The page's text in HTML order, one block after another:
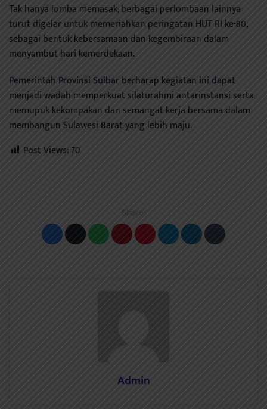
Tak hanya lomba memasak, berbagai perlombaan lainnya
turut digelar untuk memeriahkan peringatan HUT RI ke-80,
sebagai bentuk kebersamaan dan kegembiraan dalam
menyambut hari kemerdekaan.
Pemerintah Provinsi Sulbar berharap kegiatan ini dapat
menjadi wadah memperkuat silaturahmi antarinstansi serta
memupuk kekompakan dan semangat kerja bersama dalam
membangun Sulawesi Barat yang lebih maju.
Post Views:70
Share:
Admin